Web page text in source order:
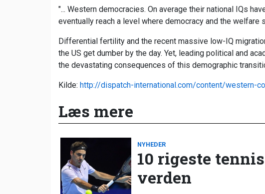
"... Western democracies. On average their national IQs
eventually reach a level where democracy and the welfare
Differential fertility and the recent massive low-IQ
the US get dumber by the day. Yet, leading political and
the devastating consequences of this demographic
Kilde: http://dispatch-international.com/content/western-
Læs mere
NYHEDER
10 rigeste
verden